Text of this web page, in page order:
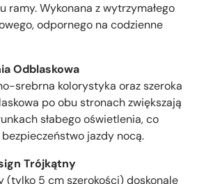
ramy. Wykonana z wytrzymałego
odpornego na codzienne
Odblaskowa
srebrna kolorystyka oraz szeroka
po obu stronach zwiększają
słabego oświetlenia, co
jazdy nocą.
Trójkątny
(tylko 5 cm szerokości) doskonale